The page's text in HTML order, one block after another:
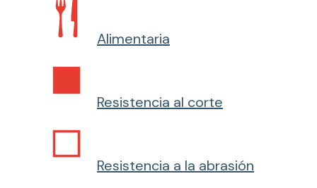
Alimentaria
Resistencia al corte
Resistencia a la abrasión